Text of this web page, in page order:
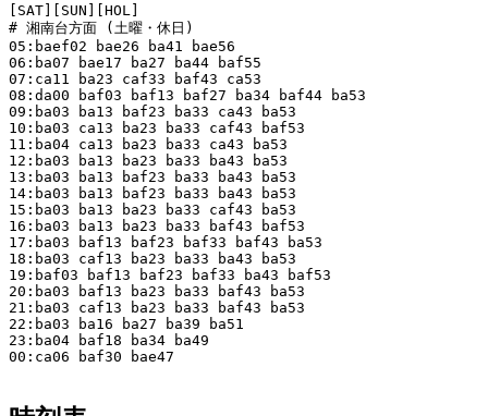
[SAT][SUN][HOL]
# 湘南台方面 (土曜・休日)
05:baef02 bae26 ba41 bae56
06:ba07 bae17 ba27 ba44 baf55
07:ca11 ba23 caf33 baf43 ca53
08:da00 baf03 baf13 baf27 ba34 baf44 ba53
09:ba03 ba13 baf23 ba33 ca43 ba53
10:ba03 ca13 ba23 ba33 caf43 baf53
11:ba04 ca13 ba23 ba33 ca43 ba53
12:ba03 ba13 ba23 ba33 ba43 ba53
13:ba03 ba13 baf23 ba33 ba43 ba53
14:ba03 ba13 baf23 ba33 ba43 ba53
15:ba03 ba13 ba23 ba33 caf43 ba53
16:ba03 ba13 ba23 ba33 baf43 baf53
17:ba03 baf13 baf23 baf33 baf43 ba53
18:ba03 caf13 ba23 ba33 ba43 ba53
19:baf03 baf13 baf23 baf33 ba43 baf53
20:ba03 baf13 ba23 ba33 baf43 ba53
21:ba03 caf13 ba23 ba33 baf43 ba53
22:ba03 ba16 ba27 ba39 ba51
23:ba04 baf18 ba34 ba49
00:ca06 baf30 bae47